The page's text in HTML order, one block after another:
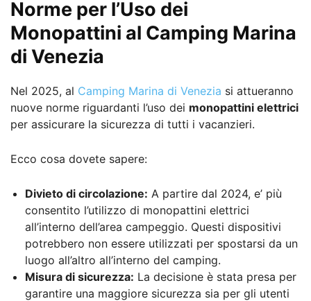
Norme per l’Uso dei
Monopattini al Camping Marina
di Venezia
Nel 2025, al Camping Marina di Venezia si attueranno
nuove norme riguardanti l’uso dei monopattini elettrici
per assicurare la sicurezza di tutti i vacanzieri.
Ecco cosa dovete sapere:
Divieto di circolazione: A partire dal 2024, e’ più
consentito l’utilizzo di monopattini elettrici
all’interno dell’area campeggio. Questi dispositivi
potrebbero non essere utilizzati per spostarsi da un
luogo all’altro all’interno del camping.
Misura di sicurezza: La decisione è stata presa per
garantire una maggiore sicurezza sia per gli utenti